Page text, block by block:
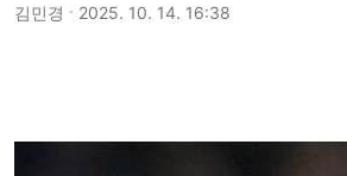
김민경 2025. 10. 14. 16:38